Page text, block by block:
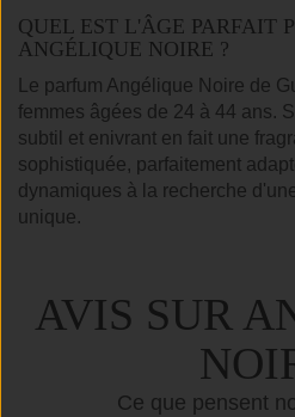
QUEL EST L'ÂGE PARFAIT
ANGÉLIQUE NOIRE ?
Le parfum Angélique Noire de
femmes âgées de 24 à 44 ans.
subtil et enivrant en fait une
sophistiquée, parfaitement
dynamiques à la recherche
unique.
AVIS SUR
Ce que pensent